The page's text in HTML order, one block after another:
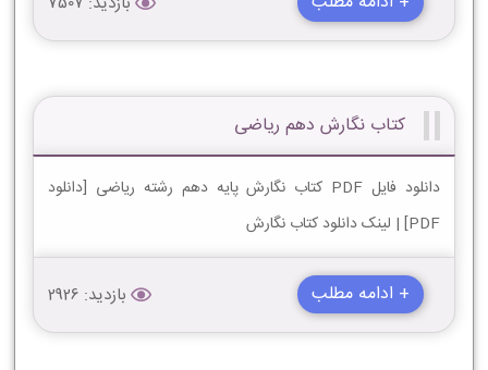
کتاب نگارش دهم ریاضی
دانلود فایل PDF کتاب نگارش پایه دهم رشته ریاضی [دانلود
PDF] | لینک دانلود کتاب نگارش
+ ادامه مطلب بازدید: 2926